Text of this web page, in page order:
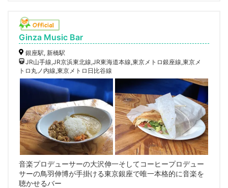
Ginza Music Bar
銀座駅, 新橋駅
JR山手線,JR京浜東北線,JR東海道本線,東京メトロ銀座線,東京メ
トロ丸ノ内線,東京メトロ日比谷線
音楽プロデューサーの大沢伸一そしてコーヒープロデュー
サーの鳥羽伸博が手掛ける東京銀座で唯一本格的に音楽を
聴かせるバー